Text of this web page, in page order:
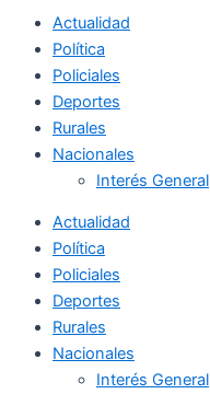
Actualidad
Política
Policiales
Deportes
Rurales
Nacionales
Interés General
Actualidad
Política
Policiales
Deportes
Rurales
Nacionales
Interés General